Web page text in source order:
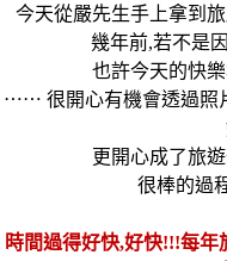
今天從嚴先生手上拿到
幾年前,若不是
也許今天的快
⋯⋯ 很開心有機會透過照
更開心成了旅
很棒的過
時間過得好快,好快!!!每